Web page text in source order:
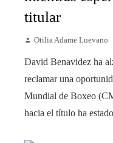
titular
Otilia Adame Luevano
David Benavidez ha
reclamar una
Mundial de Boxeo
hacia el título ha